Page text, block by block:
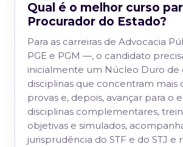
Qual é o melhor curso
Procurador do Estado?
Para as carreiras de Advocacia
PGE e PGM —, o candidato
inicialmente um Núcleo Duro de
disciplinas que concentram mais
provas e, depois, avançar para o
disciplinas complementares,
objetivas e simulados,
jurisprudência do STF e do STJ e